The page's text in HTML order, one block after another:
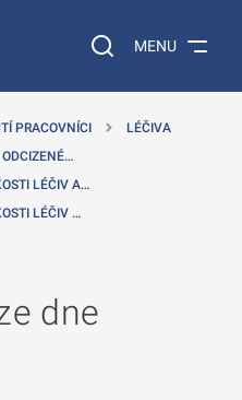
Vyhledávání na
MENU
PRACOVNÍCI
LÉČIVA
LÉČIV A…
LÉČIV …
dne